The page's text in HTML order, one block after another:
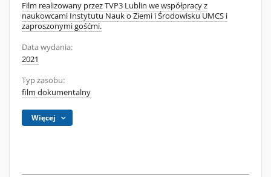
Film realizowany przez TVP3 Lublin we współpracy z
naukowcami Instytutu Nauk o Ziemi i Środowisku UMCS i
zaproszonymi gośćmi.
Data wydania:
2021
Typ zasobu:
film dokumentalny
Więcej